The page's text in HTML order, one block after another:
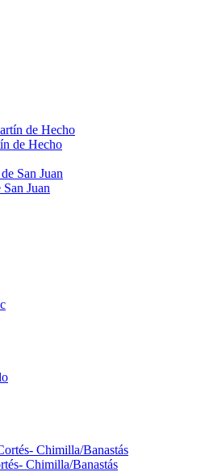
de Hecho
Juan
Chimilla/Banastás